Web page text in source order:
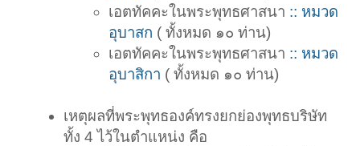
เอตทัคคะในพระพุทธศาสนา :: หมวด
อุบาสก ( ทั้งหมด ๑๐ ท่าน)
เอตทัคคะในพระพุทธศาสนา :: หมวด
อุบาสิกา ( ทั้งหมด ๑๐ ท่าน)
เหตุผลที่พระพุทธองค์ทรงยกย่องพุทธบริษัท
ทั้ง 4 ไว้ในตำแหน่ง คือ